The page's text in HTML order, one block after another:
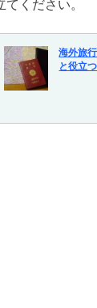
ください。
海外旅
と役立